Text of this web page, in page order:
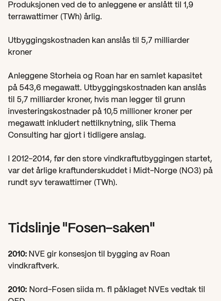
Produksjonen ved de to anleggene er anslått til 1,9
terrawattimer (TWh) årlig.
Utbyggingskostnaden kan anslås til 5,7 milliarder
kroner
Anleggene Storheia og Roan har en samlet kapasitet
på 543,6 megawatt. Utbyggingskostnaden kan anslås
til 5,7 milliarder kroner, hvis man legger til grunn
investeringskostnader på 10,5 millioner kroner per
megawatt inkludert nettilknytning, slik Thema
Consulting har gjort i tidligere anslag.
I 2012-2014, før den store vindkraftutbyggingen startet,
var det årlige kraftunderskuddet i Midt-Norge (NO3) på
rundt syv terawattimer (TWh).
Tidslinje "Fosen-saken"
2010: NVE gir konsesjon til bygging av Roan
vindkraftverk.
2010: Nord-Fosen siida m. fl påklaget NVEs vedtak til